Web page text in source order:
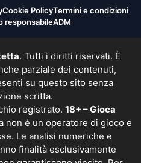
Cookie PolicyTermini e condizioni
responsabileADM
. Tutti i diritti riservati. È
parziale dei contenuti,
su questo sito senza
scritta.
registrato. 18+ – Gioca
non è un operatore di gioco e
Le analisi numeriche e
finalità esclusivamente